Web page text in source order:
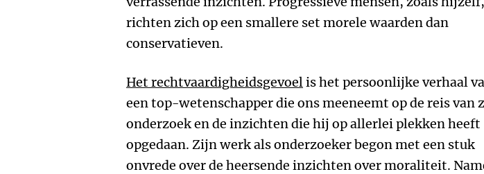
richten zich op een smallere set morele waarden dan
conservatieven.
Het rechtvaardigheidsgevoelis het persoonlijke verhaal
een top-wetenschapper die ons meeneemt op de reis van
onderzoek en de inzichten die hij op allerlei plekken heeft
opgedaan. Zijn werk als onderzoeker begon met een stuk
onvrede over de heersende inzichten over moraliteit.